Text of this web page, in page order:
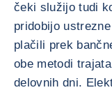
čeki služijo tudi
pridobijo
plačili prek
obe metodi
delovnih dni.